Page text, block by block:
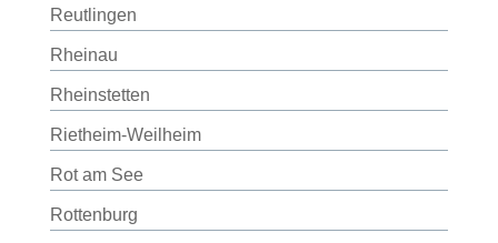
Reutlingen
Rheinau
Rheinstetten
Rietheim-Weilheim
Rot am See
Rottenburg